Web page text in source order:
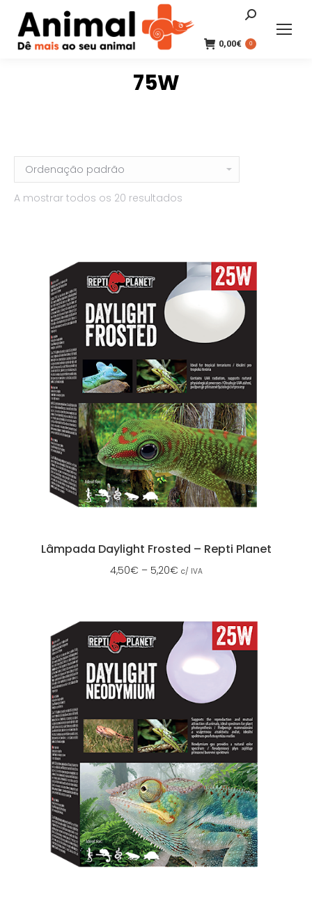
Search:
0,00€ 0
75W
A mostrar todos os 20 resultados
Lâmpada Daylight Frosted – Repti Planet
4,50€ – 5,20€ c/ IVA